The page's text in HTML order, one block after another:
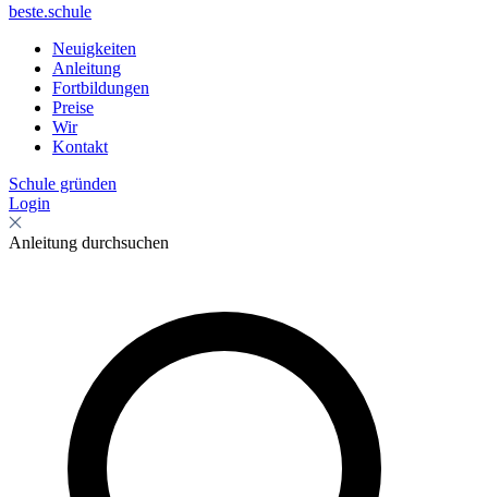
beste.schule
Neuigkeiten
Anleitung
Fortbildungen
Preise
Wir
Kontakt
Schule gründen
Login
Anleitung durchsuchen